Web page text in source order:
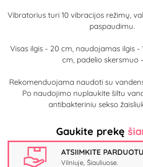
Vibratorius turi 10 vibracijos režimų,
paspaudimu.
Visas ilgis - 20 cm, naudojamas ilgis -
cm, padelio skersmuo
Rekomenduojama naudoti su
Po naudojimo nuplaukite šiltu
antibakteriniu sekso
Gaukite prekę
ATSIIMKITE
Vilniuje, Šiauliuose.